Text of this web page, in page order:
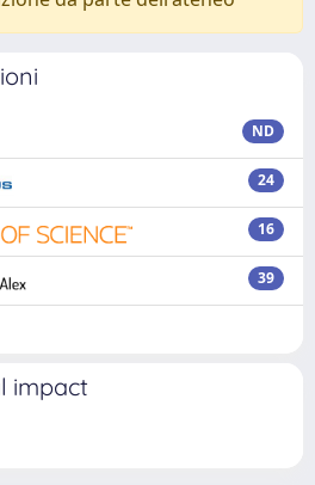
ND
24
16
39
impact